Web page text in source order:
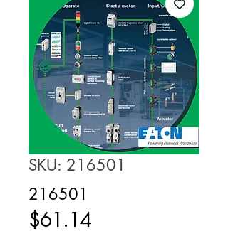
SKU: 216501
216501
$61.14Precio